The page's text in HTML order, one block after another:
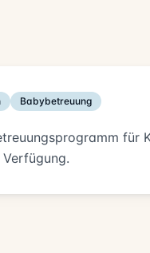
Babybetreuung
für